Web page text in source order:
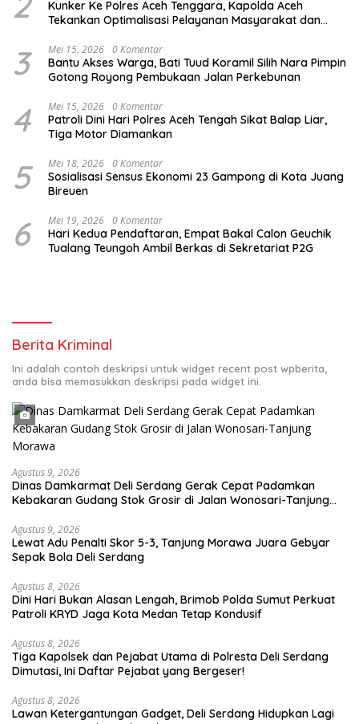
Kunker Ke Polres Aceh Tenggara, Kapolda Aceh
Tekankan Optimalisasi Pelayanan Masyarakat dan
3 Mei 15, 2026 0 Komentar
Bantu Akses Warga, Bati Tuud Koramil Silih Nara Pimpin
Gotong Royong Pembukaan Jalan Perkebunan
4 Mei 15, 2026 0 Komentar
Patroli Dini Hari Polres Aceh Tengah Sikat Balap Liar,
Tiga Motor Diamankan
5 Mei 18, 2026 0 Komentar
Sosialisasi Sensus Ekonomi 23 Gampong di Kota Juang
Bireuen
6 Mei 19, 2026 0 Komentar
Hari Kedua Pendaftaran, Empat Bakal Calon Geuchik
Tualang Teungoh Ambil Berkas di Sekretariat P2G
Berita Kriminal
Ini adalah contoh deskripsi untuk widget recent post wpberita,
anda bisa memasukkan deskripsi pada widget ini.
Agustus 9, 2026
Dinas Damkarmat Deli Serdang Gerak Cepat Padamkan
Kebakaran Gudang Stok Grosir di Jalan Wonosari-Tanjung
Agustus 9, 2026
Lewat Adu Penalti Skor 5-3, Tanjung Morawa Juara Gebyar
Sepak Bola Deli Serdang
Agustus 8, 2026
Dini Hari Bukan Alasan Lengah, Brimob Polda Sumut Perkuat
Patroli KRYD Jaga Kota Medan Tetap Kondusif
Agustus 8, 2026
Tiga Kapolsek dan Pejabat Utama di Polresta Deli Serdang
Dimutasi, Ini Daftar Pejabat yang Bergeser!
Agustus 8, 2026
Lawan Ketergantungan Gadget, Deli Serdang Hidupkan Lagi